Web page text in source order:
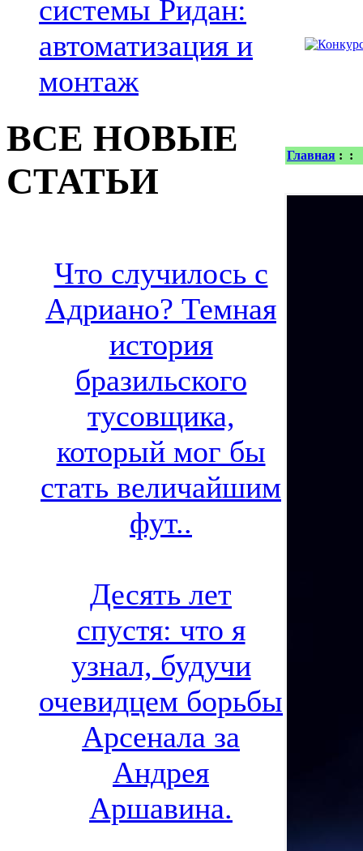
системы Ридан:
автоматизация и
монтаж
ВСЕ НОВЫЕ
СТАТЬИ
Что случилось с
Адриано? Темная
история
бразильского
тусовщика,
который мог бы
стать величайшим
фут..
Десять лет
спустя: что я
узнал, будучи
очевидцем борьбы
Арсенала за
Андрея
Аршавина.
Главная : :